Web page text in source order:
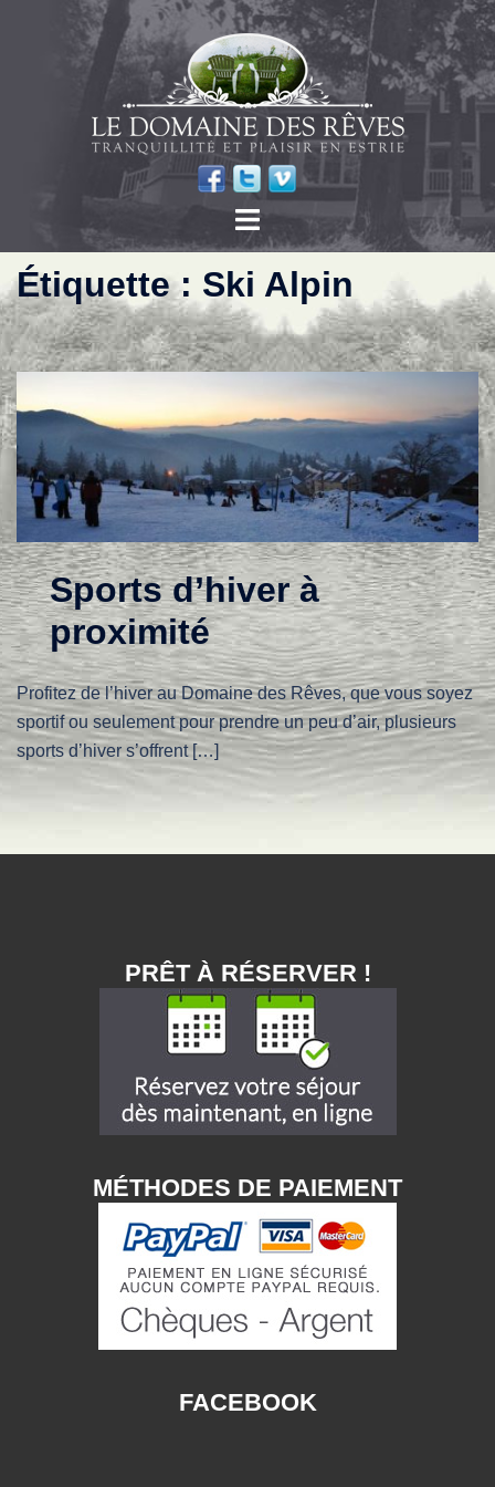
Étiquette : Ski Alpin
Sports d’hiver à
proximité
Profitez de l’hiver au Domaine des Rêves, que vous soyez
sportif ou seulement pour prendre un peu d’air, plusieurs
sports d’hiver s’offrent […]
PRÊT À RÉSERVER !
MÉTHODES DE PAIEMENT
FACEBOOK